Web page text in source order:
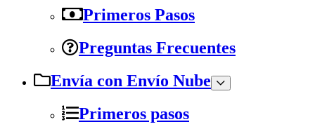
Primeros Pasos
Preguntas Frecuentes
Envía con Envío Nube
Primeros pasos